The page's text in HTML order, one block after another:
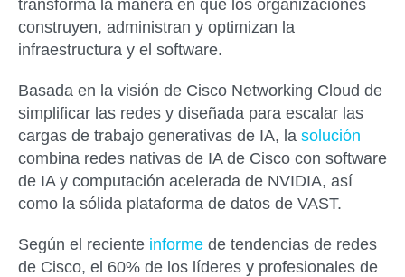
transforma la manera en que los organizaciones
construyen, administran y optimizan la
infraestructura y el software.
Basada en la visión de Cisco Networking Cloud de
simplificar las redes y diseñada para escalar las
cargas de trabajo generativas de IA, la solución
combina redes nativas de IA de Cisco con software
de IA y computación acelerada de NVIDIA, así
como la sólida plataforma de datos de VAST.
Según el reciente informe de tendencias de redes
de Cisco, el 60% de los líderes y profesionales de